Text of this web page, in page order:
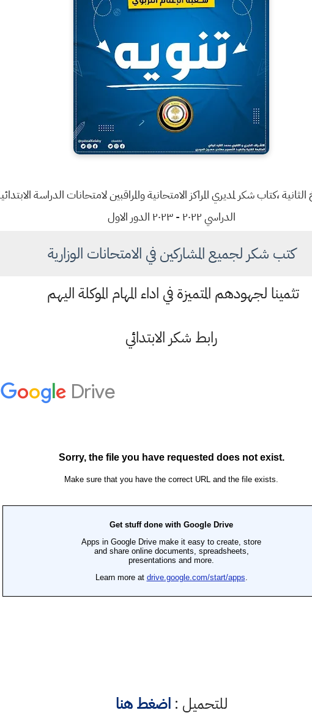
،كتاب شكر لمديري المراكز الامتحانية والمراقبين لامتحانات الدراسة
الدراسي ٢٠٢٢ - ٢٠٢٣ الدور الاول
كتب شكر لجميع المشاركين في الامتحانات الوزارية
تثمينا لجهودهم المتميزة في اداء المهام الموكلة اليهم
رابط شكر الابتدائي
للتحميل :اضغط هنا